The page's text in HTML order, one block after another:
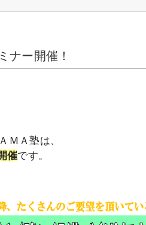
ナー開催！
Ａ塾は、
催です。